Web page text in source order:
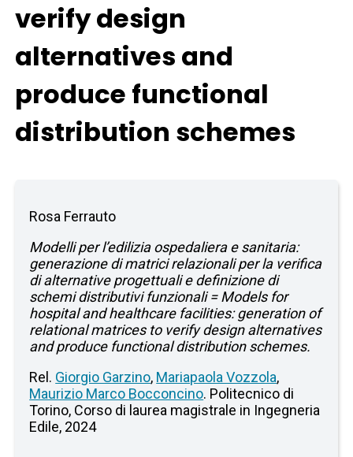
verify design
alternatives and
produce functional
distribution schemes
Rosa Ferrauto
Modelli per l’edilizia ospedaliera e sanitaria:
generazione di matrici relazionali per la verifica
di alternative progettuali e definizione di
schemi distributivi funzionali = Models for
hospital and healthcare facilities: generation of
relational matrices to verify design alternatives
and produce functional distribution schemes.
Rel. Giorgio Garzino, Mariapaola Vozzola,
Maurizio Marco Bocconcino. Politecnico di
Torino, Corso di laurea magistrale in Ingegneria
Edile, 2024